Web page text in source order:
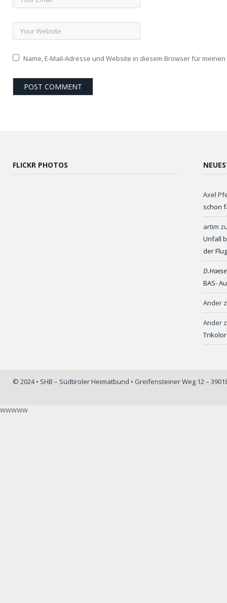
Name, E-Mail-Adresse und Website in diesem Browser für
FLICKR PHOTOS
Axel
schon
artim
Unfall
der
BAS-
Ander
Ander
© 2024 • SHB – Südtiroler Heimatbund • Greifensteiner Weg 12 –
wwwww